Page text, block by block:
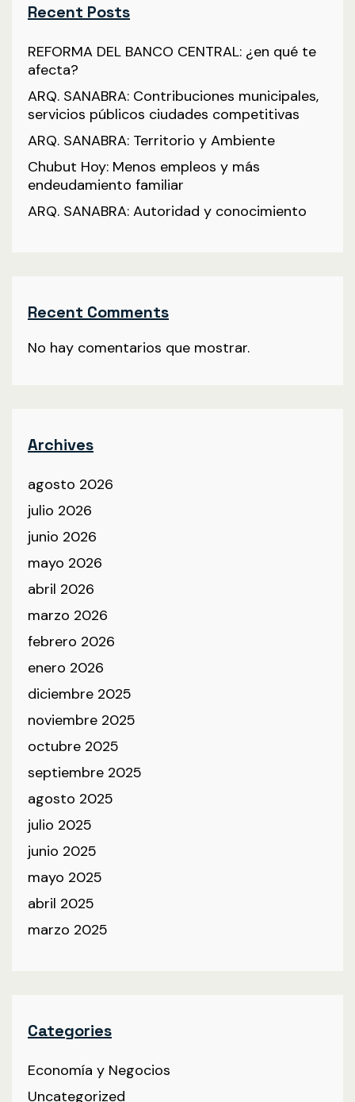
Recent Posts
REFORMA DEL BANCO CENTRAL: ¿en qué te
afecta?
ARQ. SANABRA: Contribuciones municipales,
servicios públicos ciudades competitivas
ARQ. SANABRA: Territorio y Ambiente
Chubut Hoy: Menos empleos y más
endeudamiento familiar
ARQ. SANABRA: Autoridad y conocimiento
Recent Comments
No hay comentarios que mostrar.
Archives
agosto 2026
julio 2026
junio 2026
mayo 2026
abril 2026
marzo 2026
febrero 2026
enero 2026
diciembre 2025
noviembre 2025
octubre 2025
septiembre 2025
agosto 2025
julio 2025
junio 2025
mayo 2025
abril 2025
marzo 2025
Categories
Economía y Negocios
Uncategorized